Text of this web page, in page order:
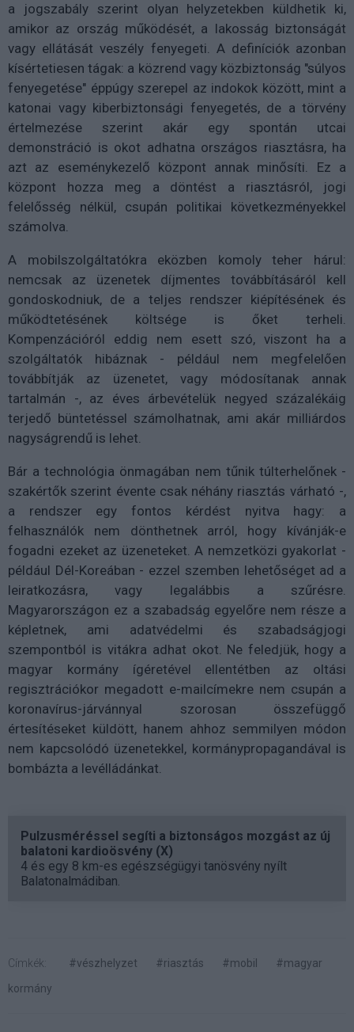
a jogszabály szerint olyan helyzetekben küldhetik ki,
amikor az ország működését, a lakosság biztonságát
vagy ellátását veszély fenyegeti. A definíciók azonban
kísértetiesen tágak: a közrend vagy közbiztonság "súlyos
fenyegetése" éppúgy szerepel az indokok között, mint a
katonai vagy kiberbiztonsági fenyegetés, de a törvény
értelmezése szerint akár egy spontán utcai
demonstráció is okot adhatna országos riasztásra, ha
azt az eseménykezelő központ annak minősíti. Ez a
központ hozza meg a döntést a riasztásról, jogi
felelősség nélkül, csupán politikai következményekkel
számolva.
A mobilszolgáltatókra eközben komoly teher hárul:
nemcsak az üzenetek díjmentes továbbításáról kell
gondoskodniuk, de a teljes rendszer kiépítésének és
működtetésének költsége is őket terheli.
Kompenzációról eddig nem esett szó, viszont ha a
szolgáltatók hibáznak - például nem megfelelően
továbbítják az üzenetet, vagy módosítanak annak
tartalmán -, az éves árbevételük negyed százalékáig
terjedő büntetéssel számolhatnak, ami akár milliárdos
nagyságrendű is lehet.
Bár a technológia önmagában nem tűnik túlterhelőnek -
szakértők szerint évente csak néhány riasztás várható -,
a rendszer egy fontos kérdést nyitva hagy: a
felhasználók nem dönthetnek arról, hogy kívánják-e
fogadni ezeket az üzeneteket. A nemzetközi gyakorlat -
például Dél-Koreában - ezzel szemben lehetőséget ad a
leiratkozásra, vagy legalábbis a szűrésre.
Magyarországon ez a szabadság egyelőre nem része a
képletnek, ami adatvédelmi és szabadságjogi
szempontból is vitákra adhat okot. Ne feledjük, hogy a
magyar kormány ígéretével ellentétben az oltási
regisztrációkor megadott e-mailcímekre nem csupán a
koronavírus-járvánnyal szorosan összefüggő
értesítéseket küldött, hanem ahhoz semmilyen módon
nem kapcsolódó üzenetekkel, kormánypropagandával is
bombázta a levélládánkat.
Pulzusméréssel segíti a biztonságos mozgást az új
balatoni kardioösvény (X)
4 és egy 8 km-es egészségügyi tanösvény nyílt
Balatonalmádiban.
Címkék: #vészhelyzet #riasztás #mobil
#magyar
kormány